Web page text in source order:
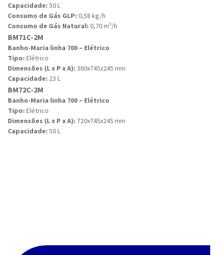
Capacidade: 50 L
Consumo de Gás GLP: 0,58 kg/h
Consumo de Gás Natural: 0,70 m³/h
BM71C-2M
Banho-Maria linha 700 – Elétrico
Tipo: Elétrico
Dimensões (L x P x A): 360x745x245 mm
Capacidade: 23 L
BM72C-2M
Banho-Maria linha 700 – Elétrico
Tipo: Elétrico
Dimensões (L x P x A): 720x745x245 mm
Capacidade: 50 L